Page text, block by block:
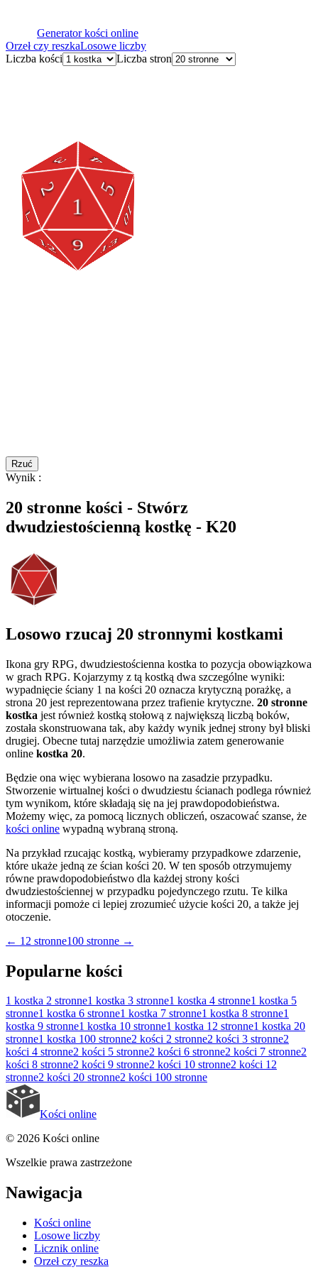
Generator kości online
Orzeł czy reszkaLosowe liczby
Liczba kości
Liczba stron
Rzuć
Wynik :
20 stronne kości - Stwórz
dwudziestościenną kostkę - K20
Losowo rzucaj 20 stronnymi kostkami
Ikona gry RPG, dwudziestościenna kostka to pozycja obowiązkowa
w grach RPG. Kojarzymy z tą kostką dwa szczególne wyniki:
wypadnięcie ściany 1 na kości 20 oznacza krytyczną porażkę, a
strona 20 jest reprezentowana przez trafienie krytyczne. 20 stronne
kostka jest również kostką stołową z największą liczbą boków,
została skonstruowana tak, aby każdy wynik jednej strony był bliski
drugiej. Obecne tutaj narzędzie umożliwia zatem generowanie
online kostka 20.
Będzie ona więc wybierana losowo na zasadzie przypadku.
Stworzenie wirtualnej kości o dwudziestu ścianach podlega również
tym wynikom, które składają się na jej prawdopodobieństwa.
Możemy więc, za pomocą licznych obliczeń, oszacować szanse, że
kości online wypadną wybraną stroną.
Na przykład rzucając kostką, wybieramy przypadkowe zdarzenie,
które ukaże jedną ze ścian kości 20. W ten sposób otrzymujemy
równe prawdopodobieństwo dla każdej strony kości
dwudziestościennej w przypadku pojedynczego rzutu. Te kilka
informacji pomoże ci lepiej zrozumieć użycie kości 20, a także jej
otoczenie.
← 12 stronne100 stronne →
Popularne kości
1 kostka 2 stronne1 kostka 3 stronne1 kostka 4 stronne1 kostka 5
stronne1 kostka 6 stronne1 kostka 7 stronne1 kostka 8 stronne1
kostka 9 stronne1 kostka 10 stronne1 kostka 12 stronne1 kostka 20
stronne1 kostka 100 stronne2 kości 2 stronne2 kości 3 stronne2
kości 4 stronne2 kości 5 stronne2 kości 6 stronne2 kości 7 stronne2
kości 8 stronne2 kości 9 stronne2 kości 10 stronne2 kości 12
stronne2 kości 20 stronne2 kości 100 stronne
Kości online
© 2026 Kości online
Wszelkie prawa zastrzeżone
Nawigacja
Kości online
Losowe liczby
Licznik online
Orzeł czy reszka